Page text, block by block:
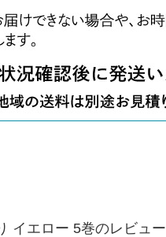
イエロー 5巻のレビュー